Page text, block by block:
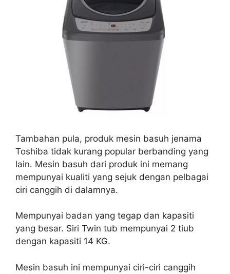
Tambahan pula, produk mesin basuh jenama
Toshiba tidak kurang popular berbanding yang
lain. Mesin basuh dari produk ini memang
mempunyai kualiti yang sejuk dengan pelbagai
ciri canggih di dalamnya.
Mempunyai badan yang tegap dan kapasiti
yang besar. Siri Twin tub mempunyai 2 tiub
dengan kapasiti 14 KG.
Mesin basuh ini mempunyai ciri-ciri canggih